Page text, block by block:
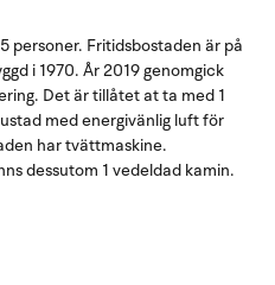
personer. Fritidsbostaden är på
i 1970. År 2019 genomgick
Det är tillåtet at ta med 1
med energivänlig luft för
har tvättmaskine.
dessutom 1 vedeldad kamin.